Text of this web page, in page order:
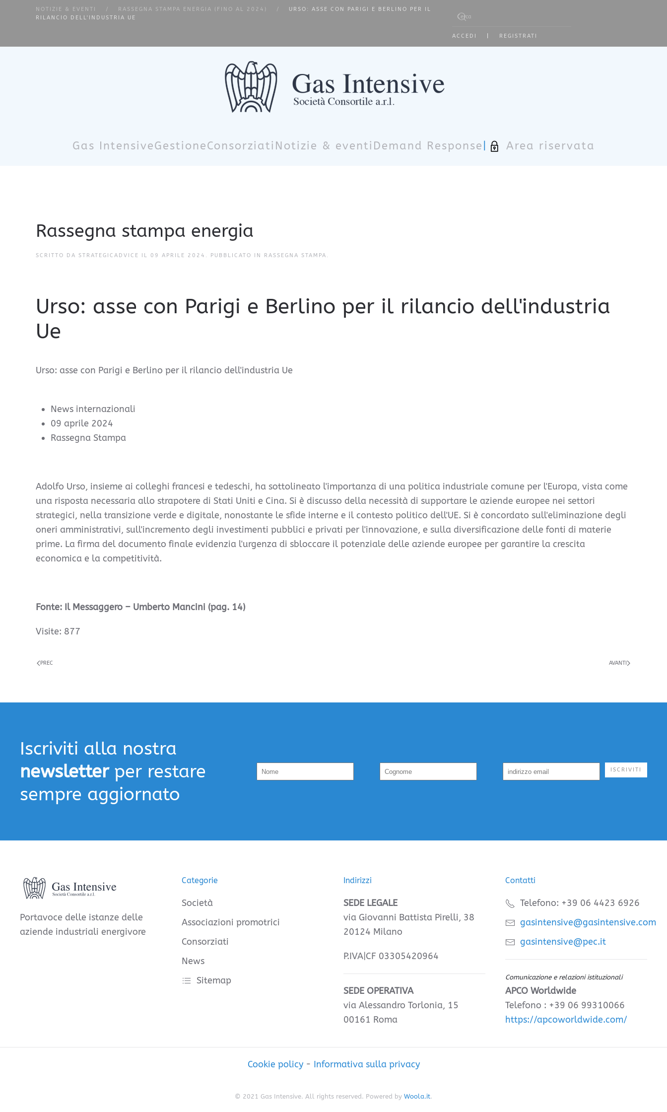
NOTIZIE & EVENTI RASSEGNA STAMPA ENERGIA (FINO AL 2024)
URSO: ASSE CON PARIGI E BERLINO PER IL
RILANCIO DELL'INDUSTRIA UE
ACCEDI
REGISTRATI
Gas IntensiveGestioneConsorziati Notizie & eventi Demand Response Area riservata
Rassegna stampa energia
SCRITTO DA STRATEGICADVICE IL 09 APRILE 2024 . PUBBLICATO IN RASSEGNA STAMPA .
Urso: asse con Parigi e Berlino per il rilancio dell'industria
Ue
Urso: asse con Parigi e Berlino per il rilancio dell'industria Ue
News internazionali
09 aprile 2024
Rassegna Stampa
Adolfo Urso, insieme ai colleghi francesi e tedeschi, ha sottolineato l'importanza di una politica industriale comune per l'Europa, vista come
una risposta necessaria allo strapotere di Stati Uniti e Cina. Si è discusso della necessità di supportare le aziende europee nei settori
strategici, nella transizione verde e digitale, nonostante le sfide interne e il contesto politico dell'UE. Si è concordato sull'eliminazione degli
oneri amministrativi, sull'incremento degli investimenti pubblici e privati per l'innovazione, e sulla diversificazione delle fonti di materie
prime. La firma del documento finale evidenzia l'urgenza di sbloccare il potenziale delle aziende europee per garantire la crescita
economica e la competitività.
Fonte: Il Messaggero – Umberto Mancini (pag. 14)
Visite: 877
PREC AVANTI
Iscriviti alla nostra
newsletterper restare
sempre aggiornato
ISCRIVITI
Portavoce delle istanze delle
aziende industriali energivore
Categorie
Società
Associazioni promotrici
Consorziati
News
Sitemap
Indirizzi
SEDE LEGALE
via Giovanni Battista Pirelli, 38
20124 Milano
P.IVA|CF 03305420964
SEDE OPERATIVA
via Alessandro Torlonia, 15
00161 Roma
Contatti
Telefono: +39 06 4423 6926
gasintensive@gasintensive.com
gasintensive@pec.it
Comunicazione e relazioni istituzionali
APCO Worldwide
Telefono : +39 06 99310066
https://apcoworldwide.com/
Cookie policy- Informativa sulla privacy
© 2021 Gas Intensive. All rights reserved. Powered by Woola.it.